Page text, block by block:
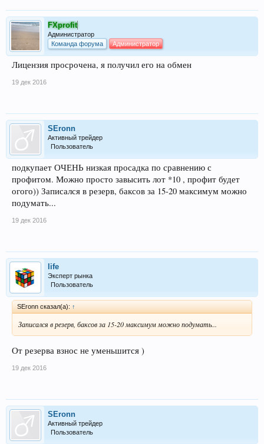
FXprofit
Администратор
Команда форума
Администратор
Лицензия просрочена, я получил его на обмен
19 дек 2016
SEronn
Активный трейдер
Пользователь
подкупает ОЧЕНЬ низкая просадка по сравнению с
профитом. Можно просто завысить лот *10 , профит будет
огого)) Записался в резерв, баксов за 15-20 максимум можно
подумать...
19 дек 2016
life
Эксперт рынка
Пользователь
SEronn сказал(а): ↑
Записался в резерв, баксов за 15-20 максимум можно подумать...
От резерва взнос не уменьшится )
19 дек 2016
SEronn
Активный трейдер
Пользователь